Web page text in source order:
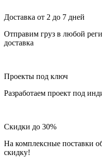
Доставка от 2 до 7 дней
Отправим груз в любой
доставка
Проекты под ключ
Разработаем проект под
Скидки до 30%
На комплексные поставки
скидку!